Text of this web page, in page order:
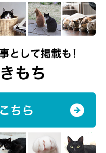
で予めご了承ください。